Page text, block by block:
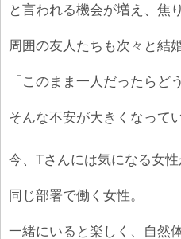
と言われる機会が増え、焦
周囲の友人たちも次々と結
「このまま一人だったらど
そんな不安が大きくなって
今、Tさんには気になる女性
同じ部署で働く女性。
一緒にいると楽しく、自然